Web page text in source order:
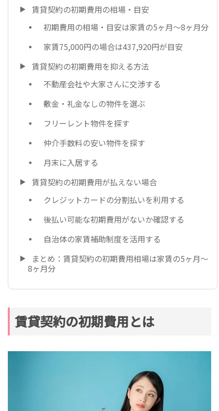
賃貸契約の初期費用の相場・目安
初期費用の相場・目安は家賃の5ヶ月～8ヶ月分
家賃75,000円の場合は437,920円が目安
賃貸契約の初期費用を抑える方法
不動産会社や大家さんに交渉する
敷金・礼金なしの物件を選ぶ
フリーレント物件を探す
仲介手数料の安い物件を探す
月末に入居する
賃貸契約の初期費用が払えない場合
クレジットカードの分割払いを利用する
後払い可能な初期費用がないか確認する
自治体の家賃補助制度を活用する
まとめ：賃貸契約の初期費用相場は家賃の5ヶ月～
8ヶ月分
賃貸契約の初期費用とは